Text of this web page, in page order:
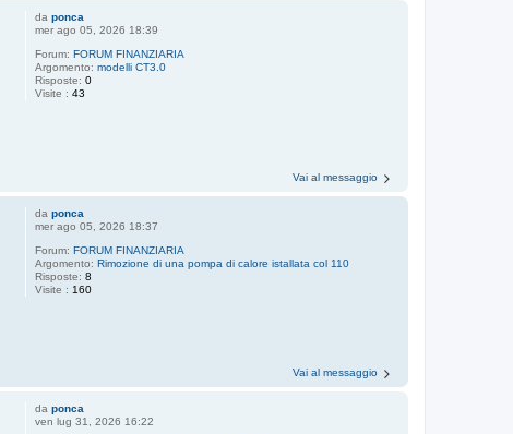
daponca
mer ago 05, 2026 18:39
Forum:FORUM FINANZIARIA
Argomento:modelli CT3.0
Risposte:0
Visite :43
Vai al messaggio
daponca
mer ago 05, 2026 18:37
Forum:FORUM FINANZIARIA
Argomento:Rimozione di una pompa di calore istallata col 110
Risposte:8
Visite : 160
Vai al messaggio
daponca
ven lug 31, 2026 16:22